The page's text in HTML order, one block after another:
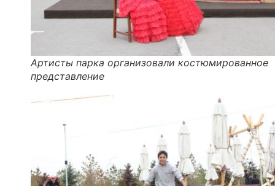
Артисты парка организовали костюмированное
представление